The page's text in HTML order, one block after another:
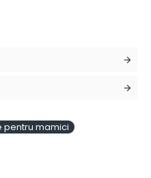
pentru mamici